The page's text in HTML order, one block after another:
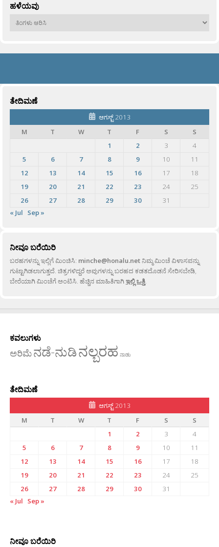
ಹಳೆಯವು
ಹಳೆಯವು
ತೇದಿಮಣೆ
ಆಗಸ್ಟ್ 2013
M
T W T F S
S
1
2 3
4
5
6 7 8 9 10
11
12
13 14 15 16 17
18
19
20 21 22 23 24
25
26
27 28 29 30
31
« Jul
Sep »
ನೀವೂ ಬರೆಯಿರಿ
ಬರಹಗಳನ್ನು ಇಲ್ಲಿಗೆ ಮಿಂಚಿಸಿ: minche@honalu.netನಿಮ್ಮ ಮಿಂಚೆ ವಿಳಾಸವನ್ನು
ಗುಟ್ಟಾಗಿಡಲಾಗುತ್ತದೆ. ಚಿತ್ರಗಳಿದ್ದರೆ ಅವುಗಳನ್ನು ಬರಹದ ಕಡತದೊಡನೆ ಸೇರಿಸಬೇಡಿ,
ಬೇರೆಯಾಗಿ ಮಿಂಚೆಗೆ ಅಂಟಿಸಿ. ಹೆಚ್ಚಿನ ಮಾಹಿತಿಗಾಗಿಇಲ್ಲಿ ಒತ್ತಿ.
ಕವಲುಗಳು
ಅರಿಮೆನಡೆ-ನುಡಿನಲ್ಬರಹ ನಾಡು
ತೇದಿಮಣೆ
ಆಗಸ್ಟ್ 2013
M
T W T F S
S
1
2 3
4
5
6 7 8 9 10
11
12
13 14 15 16 17
18
19
20 21 22 23 24
25
26
27 28 29 30
31
« Jul
Sep »
ನೀವೂ ಬರೆಯಿರಿ